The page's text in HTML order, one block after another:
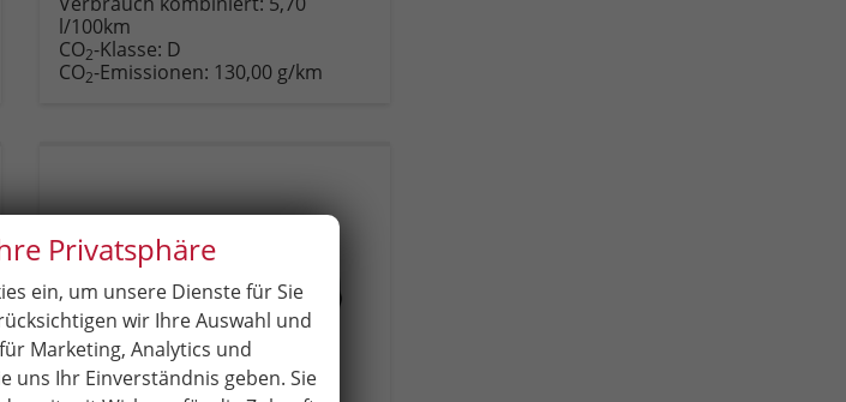
anfordernDatei,
Fahrzeugexposé
drucken
drucken,
oder
vergleichen
l/100km
CO2-Klasse: D
CO2-Emissionen: 130,00 g/km
Privatsphäre
ein, um unsere Dienste für Sie
wir Ihre Auswahl und
Marketing, Analytics und
uns Ihr Einverständnis geben. Sie